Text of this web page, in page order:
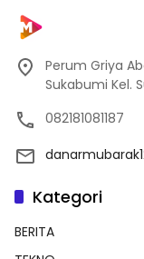
Perum Griya
Sukabumi Kel.
082181081187
Kategori
BERITA